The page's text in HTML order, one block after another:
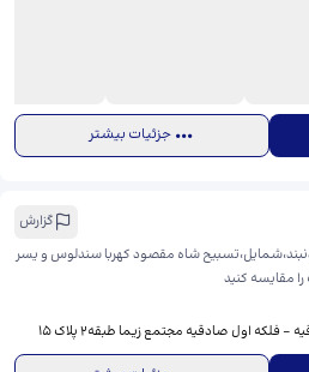
جزئیات بیشتر
گزارش
گردنبند،شمایل،تسبیح شاه مقصود کهربا سندلوس و یسر
مقایسه کنید